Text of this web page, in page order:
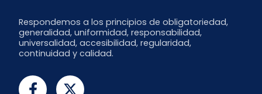
Respondemos a los principios de obligatoriedad,
generalidad, uniformidad, responsabilidad,
universalidad, accesibilidad, regularidad,
continuidad y calidad.